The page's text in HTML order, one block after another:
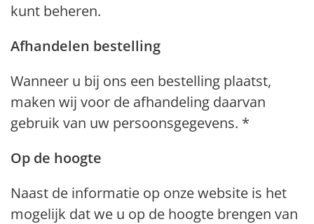
kunt beheren.
Afhandelen bestelling
Wanneer u bij ons een bestelling plaatst,
maken wij voor de afhandeling daarvan
gebruik van uw persoonsgegevens. *
Op de hoogte
Naast de informatie op onze website is het
mogelijk dat we u op de hoogte brengen van